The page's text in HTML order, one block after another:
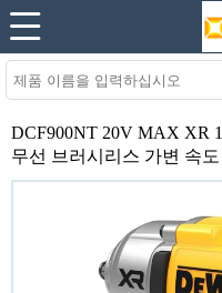
DCF900NT 20V MAX XR
무선 브러시리스 가변 속